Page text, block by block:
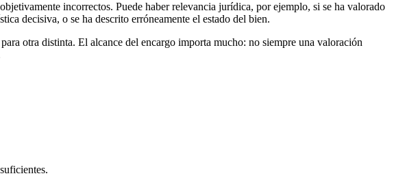
incorrectos. Puede haber relevancia jurídica, por ejemplo, si se ha valorado
decisiva, o se ha descrito erróneamente el estado del bien.
otra distinta. El alcance del encargo importa mucho: no siempre una valoración